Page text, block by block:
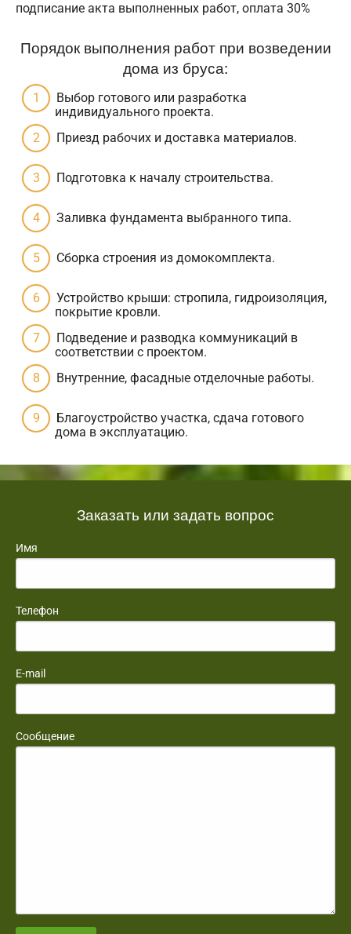
подписание акта выполненных работ, оплата 30%
Порядок выполнения работ при возведении
дома из бруса:
Выбор готового или разработка
индивидуального проекта.
Приезд рабочих и доставка материалов.
Подготовка к началу строительства.
Заливка фундамента выбранного типа.
Сборка строения из домокомплекта.
Устройство крыши: стропила, гидроизоляция,
покрытие кровли.
Подведение и разводка коммуникаций в
соответствии с проектом.
Внутренние, фасадные отделочные работы.
Благоустройство участка, сдача готового
дома в эксплуатацию.
Заказать или задать вопрос
Имя
Телефон
E-mail
Сообщение